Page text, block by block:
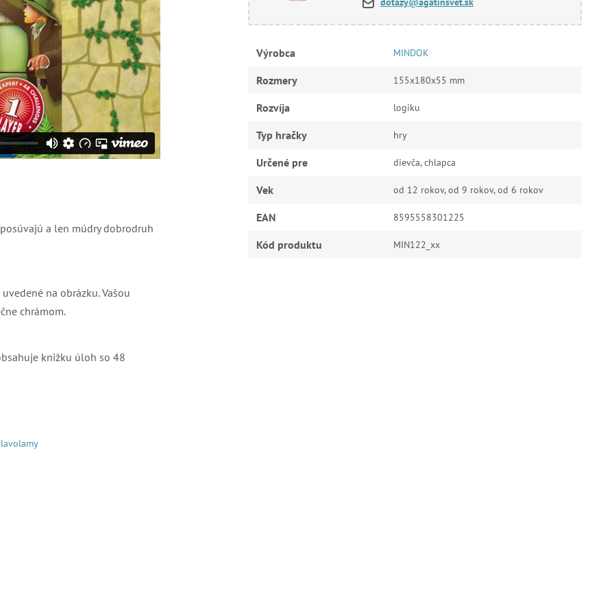
a len múdry dobrodruh
na obrázku. Vašou
chrámom.
knižku úloh so 48
Výrobca MINDOK
Rozmery 155x180x55 mm
Rozvíja logiku
Typ hračky hry
Určené pre dievča, chlapca
Vek od 12 rokov, od 9 rokov, od 6 rokov
EAN 8595558301225
Kód produktu MIN122_xx